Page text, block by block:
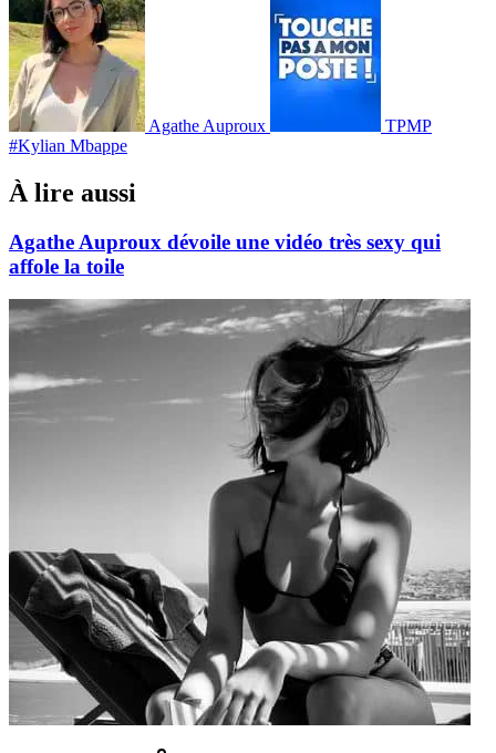
Agathe Auproux
TPMP
#Kylian Mbappe
À lire aussi
Agathe Auproux dévoile une vidéo très sexy qui
affole la toile